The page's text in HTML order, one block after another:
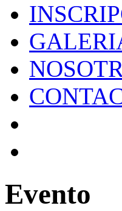
Evento